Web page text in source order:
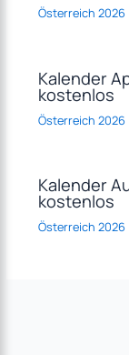
Österreich 2026
Kalender
kostenlos
Österreich 2026
Kalender
kostenlos
Österreich 2026